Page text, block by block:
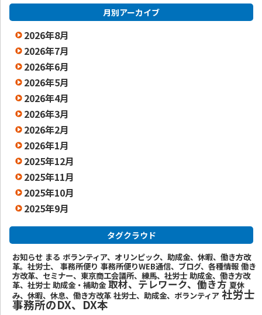
月別アーカイブ
2026年8月
2026年7月
2026年6月
2026年5月
2026年4月
2026年3月
2026年2月
2026年1月
2025年12月
2025年11月
2025年10月
2025年9月
タグクラウド
お知らせ まる ボランティア、オリンピック、助成金、休暇、働き方改
革。社労士、
事務所便り 事務所便りWEB通信、ブログ、各種情報 働き
方改革、セミナー、東京商工会議所、練馬、社労士 助成金、働き方改
革、社労士 助成金・補助金 取材、テレワーク、働き方 夏休
み、休暇、休息、働き方改革 社労士、助成金、ボランティア 社労士
事務所のDX、DX本